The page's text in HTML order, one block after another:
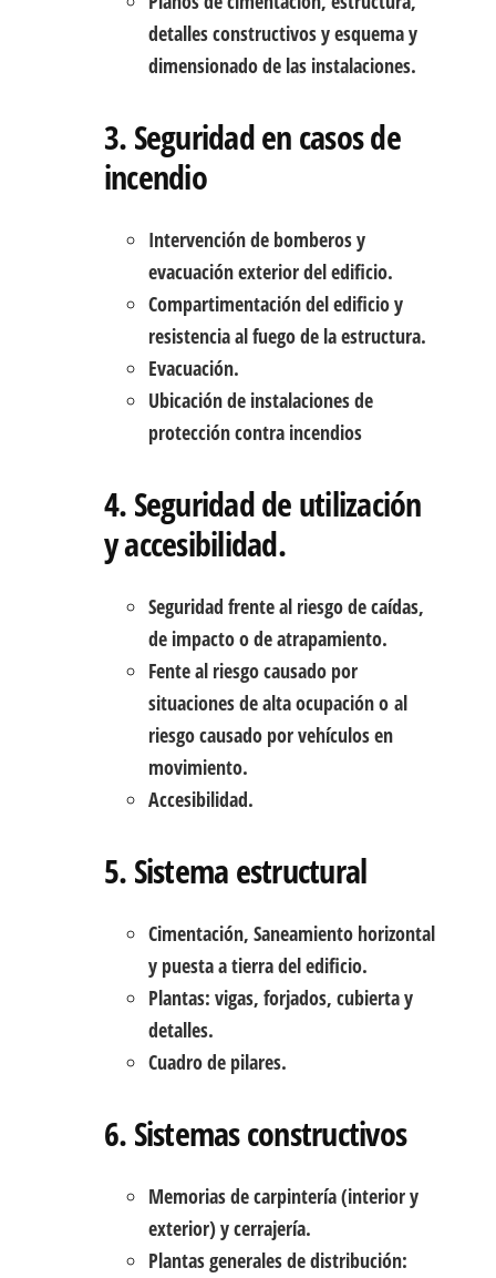
detalles constructivos y esquema y
dimensionado de las instalaciones.
3. Seguridad en casos de
incendio
Intervención de bomberos y
evacuación exterior del edificio.
Compartimentación del edificio y
resistencia al fuego de la estructura.
Evacuación.
Ubicación de instalaciones de
protección contra incendios
4. Seguridad de utilización
y accesibilidad.
Seguridad frente al riesgo de caídas,
de impacto o de atrapamiento.
Fente al riesgo causado por
situaciones de alta ocupación o al
riesgo causado por vehículos en
movimiento.
Accesibilidad.
5. Sistema estructural
Cimentación, Saneamiento horizontal
y puesta a tierra del edificio.
Plantas: vigas, forjados, cubierta y
detalles.
Cuadro de pilares.
6. Sistemas constructivos
Memorias de carpintería (interior y
exterior) y cerrajería.
Plantas generales de distribución: